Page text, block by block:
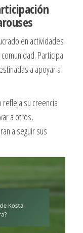
en actividades
Participa
a apoyar a
su creencia
a otros,
a seguir sus